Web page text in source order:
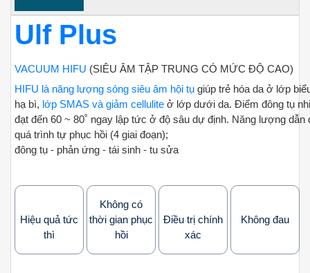
Ulf Plus
VACUUM HIFU (SIÊU ÂM TẬP TRUNG CÓ MỨC ĐỘ CAO)
HIFU là năng lượng sóng siêu âm hội tụ giúp trẻ hóa da ở lớp
hạ bì, lớp SMAS và giảm cellulite ở lớp dưới da. Điểm đông tụ
đạt đến 60 ~ 80˚ ngay lập tức ở độ sâu dự định. Năng lượng dẫn
quá trình tự phục hồi (4 giai đoạn);
đông tụ - phản ứng - tái sinh - tu sửa
Hiệu quả tức
thì
Không có
thời gian phục
hồi
Điều trị chính
xác
Không đau